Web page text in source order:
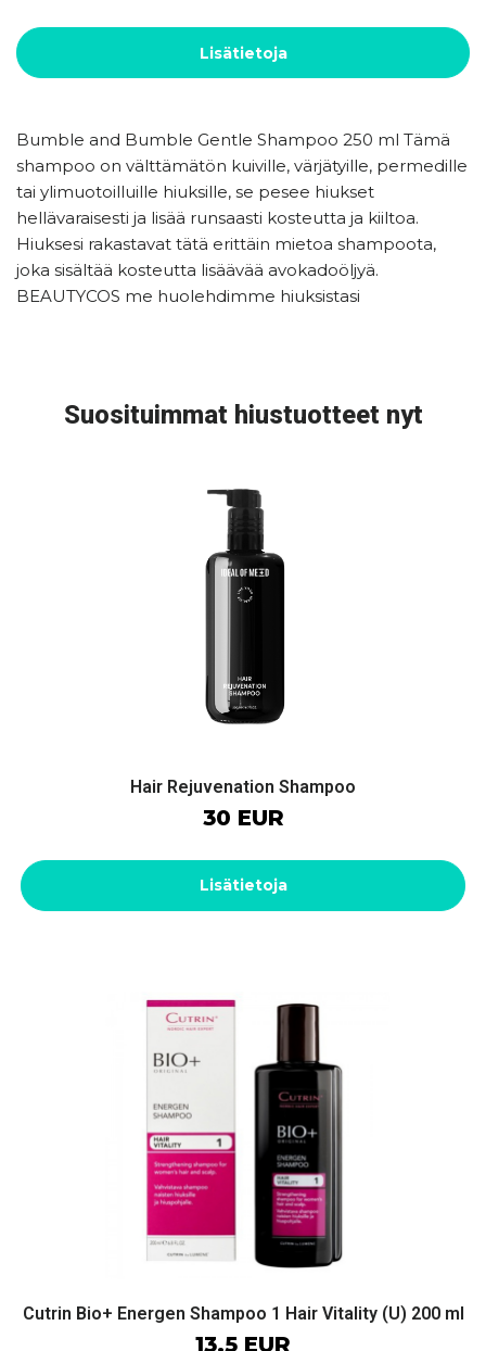
Lisätietoja
Bumble and Bumble Gentle Shampoo 250 ml Tämä
shampoo on välttämätön kuiville, värjätyille, permedille
tai ylimuotoilluille hiuksille, se pesee hiukset
hellävaraisesti ja lisää runsaasti kosteutta ja kiiltoa.
Hiuksesi rakastavat tätä erittäin mietoa shampoota,
joka sisältää kosteutta lisäävää avokadoöljyä.
BEAUTYCOS me huolehdimme hiuksistasi
Suosituimmat hiustuotteet nyt
Hair Rejuvenation Shampoo
30 EUR
Lisätietoja
Cutrin Bio+ Energen Shampoo 1 Hair Vitality (U) 200 ml
13.5 EUR